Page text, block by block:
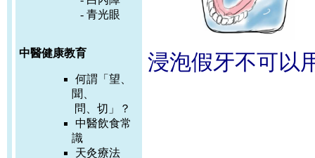
- 青光眼
中醫健康教育
何謂「望、
聞、
問、切」？
中醫飲食常
識
天灸療法
浸泡假牙不可以